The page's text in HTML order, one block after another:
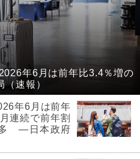
年6月は前年比3.4％増の
速報）
年6月は前年
連続で前年割
多 ―日本政府